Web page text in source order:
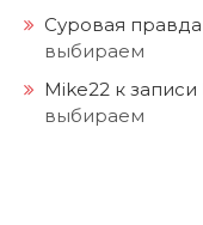
Суровая правда
выбираем
Mike22 к записи
выбираем